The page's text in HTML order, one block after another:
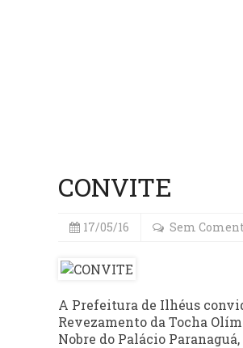
CONVITE
17/05/16 Sem
A Prefeitura de Ilhéus
Revezamento da Tocha
Nobre do Palácio Paranaguá,